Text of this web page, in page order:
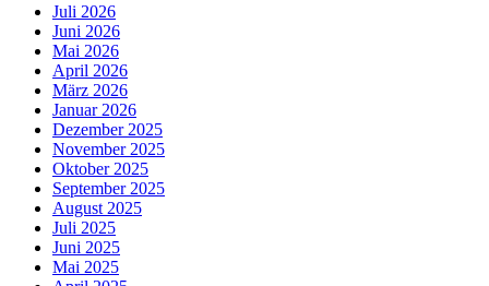
Juli 2026
Juni 2026
Mai 2026
April 2026
März 2026
Januar 2026
Dezember 2025
November 2025
Oktober 2025
September 2025
August 2025
Juli 2025
Juni 2025
Mai 2025